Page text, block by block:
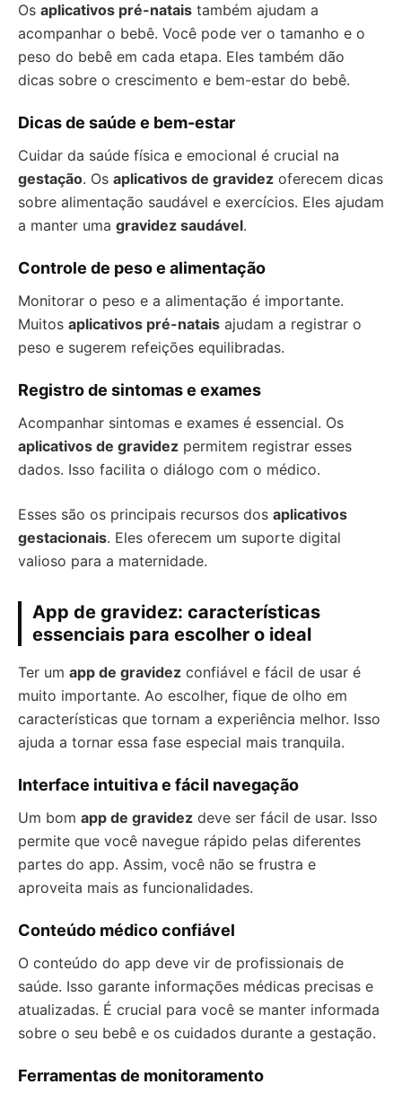
Os aplicativos pré-natais também ajudam a
acompanhar o bebê. Você pode ver o tamanho e o
peso do bebê em cada etapa. Eles também dão
dicas sobre o crescimento e bem-estar do bebê.
Dicas de saúde e bem-estar
Cuidar da saúde física e emocional é crucial na
gestação. Os aplicativos de gravidez oferecem dicas
sobre alimentação saudável e exercícios. Eles ajudam
a manter uma gravidez saudável.
Controle de peso e alimentação
Monitorar o peso e a alimentação é importante.
Muitos aplicativos pré-natais ajudam a registrar o
peso e sugerem refeições equilibradas.
Registro de sintomas e exames
Acompanhar sintomas e exames é essencial. Os
aplicativos de gravidez permitem registrar esses
dados. Isso facilita o diálogo com o médico.
Esses são os principais recursos dos aplicativos
gestacionais. Eles oferecem um suporte digital
valioso para a maternidade.
App de gravidez: características
essenciais para escolher o ideal
Ter um app de gravidez confiável e fácil de usar é
muito importante. Ao escolher, fique de olho em
características que tornam a experiência melhor. Isso
ajuda a tornar essa fase especial mais tranquila.
Interface intuitiva e fácil navegação
Um bom app de gravidez deve ser fácil de usar. Isso
permite que você navegue rápido pelas diferentes
partes do app. Assim, você não se frustra e
aproveita mais as funcionalidades.
Conteúdo médico confiável
O conteúdo do app deve vir de profissionais de
saúde. Isso garante informações médicas precisas e
atualizadas. É crucial para você se manter informada
sobre o seu bebê e os cuidados durante a gestação.
Ferramentas de monitoramento